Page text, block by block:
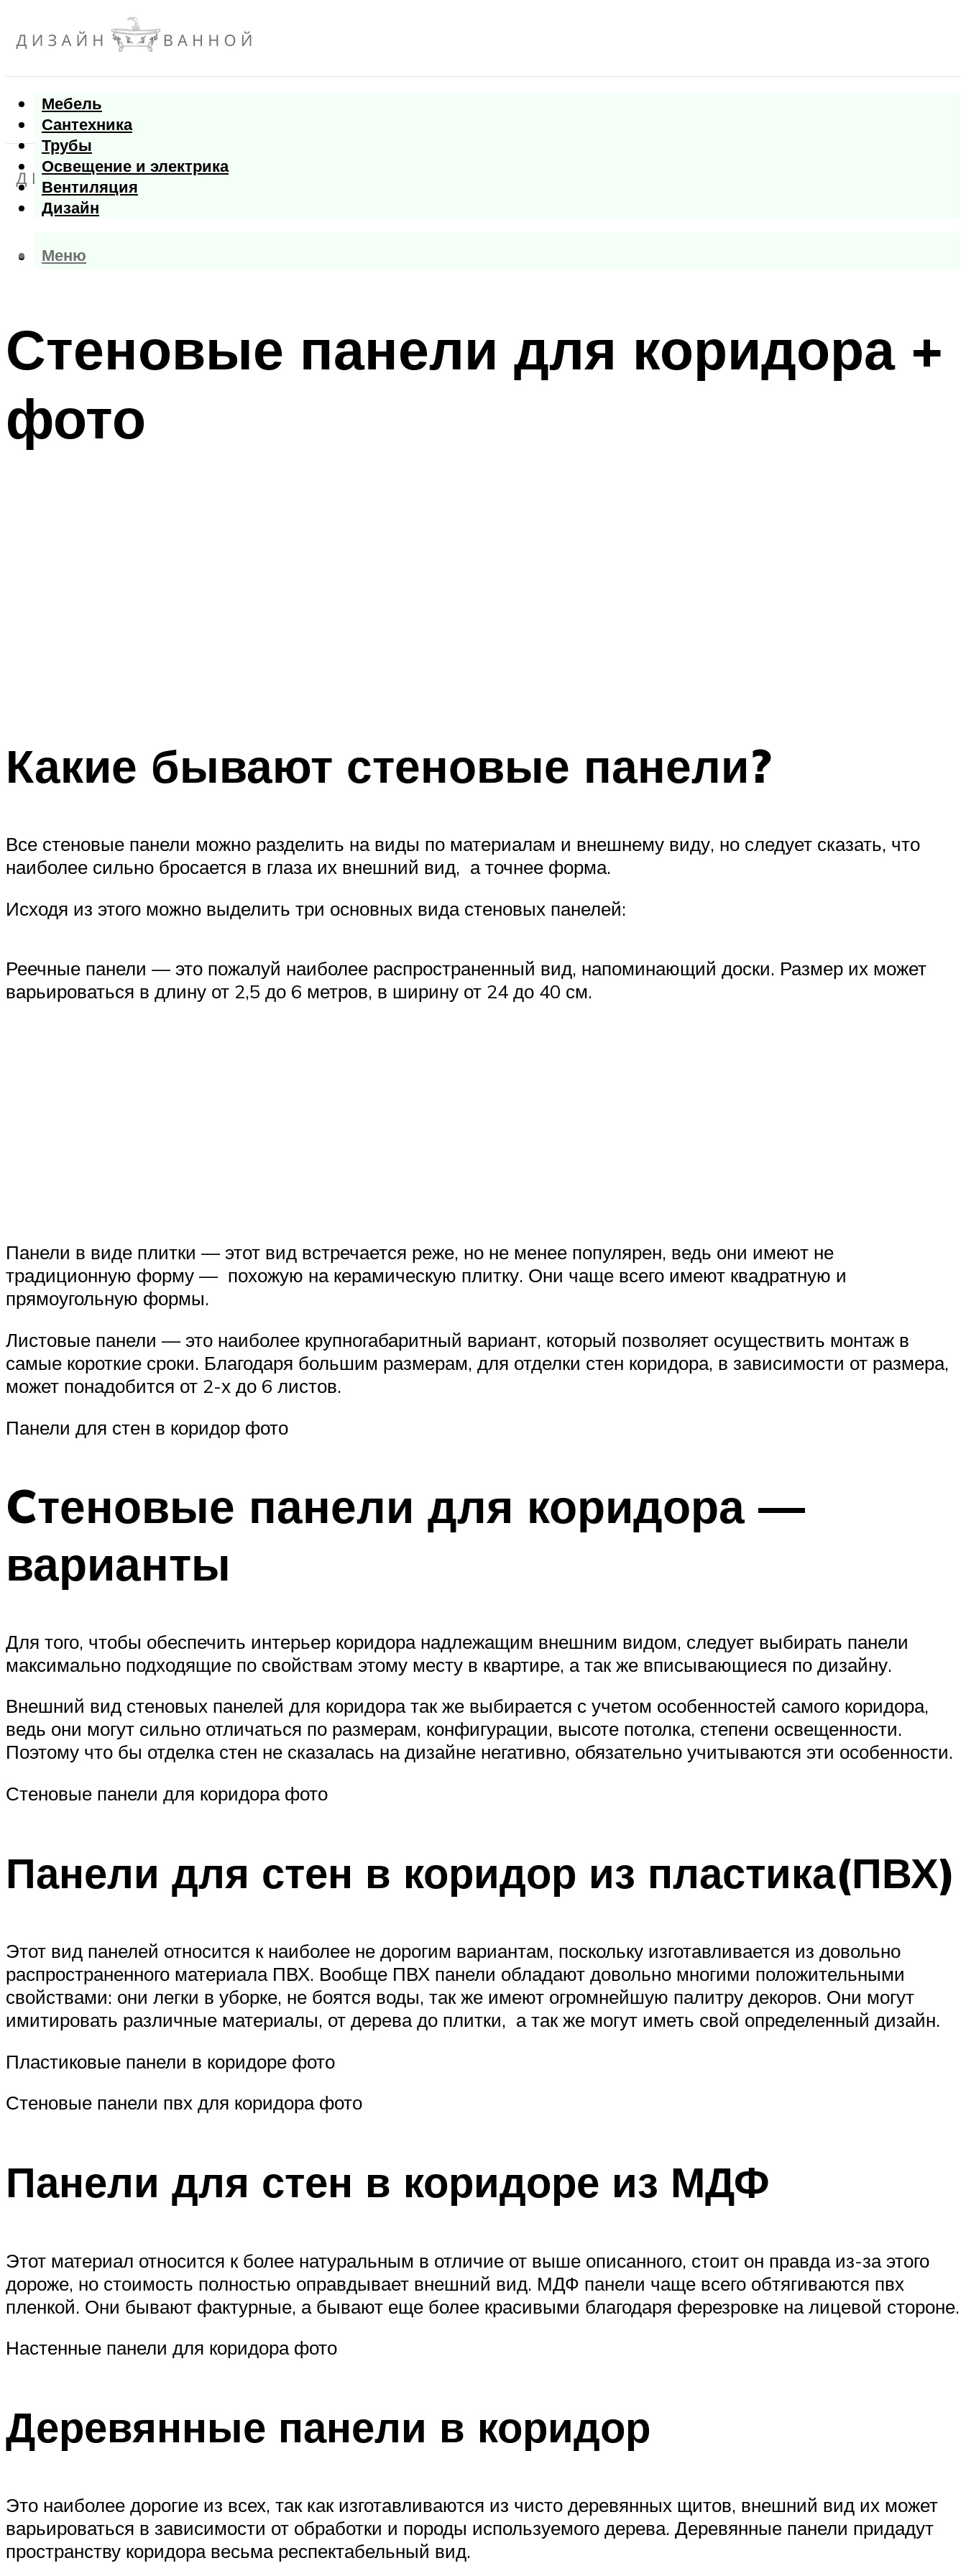
Мебель
Сантехника
Трубы
Освещение и электрика
Вентиляция
Дизайн
Меню
Меню
Стеновые панели для коридора +
фото
Какие бывают стеновые панели?
Все стеновые панели можно разделить на виды по материалам и внешнему виду, но следует сказать, что
наиболее сильно бросается в глаза их внешний вид, а точнее форма.
Исходя из этого можно выделить три основных вида стеновых панелей:
Реечные панели — это пожалуй наиболее распространенный вид, напоминающий доски. Размер их может
варьироваться в длину от 2,5 до 6 метров, в ширину от 24 до 40 см.
Панели в виде плитки — этот вид встречается реже, но не менее популярен, ведь они имеют не
традиционную форму — похожую на керамическую плитку. Они чаще всего имеют квадратную и
прямоугольную формы.
Листовые панели — это наиболее крупногабаритный вариант, который позволяет осуществить монтаж в
самые короткие сроки. Благодаря большим размерам, для отделки стен коридора, в зависимости от размера,
может понадобится от 2-х до 6 листов.
Панели для стен в коридор фото
Cтеновые панели для коридора —
варианты
Для того, чтобы обеспечить интерьер коридора надлежащим внешним видом, следует выбирать панели
максимально подходящие по свойствам этому месту в квартире, а так же вписывающиеся по дизайну.
Внешний вид стеновых панелей для коридора так же выбирается с учетом особенностей самого коридора,
ведь они могут сильно отличаться по размерам, конфигурации, высоте потолка, степени освещенности.
Поэтому что бы отделка стен не сказалась на дизайне негативно, обязательно учитываются эти особенности.
Стеновые панели для коридора фото
Панели для стен в коридор из пластика(ПВХ)
Этот вид панелей относится к наиболее не дорогим вариантам, поскольку изготавливается из довольно
распространенного материала ПВХ. Вообще ПВХ панели обладают довольно многими положительными
свойствами: они легки в уборке, не боятся воды, так же имеют огромнейшую палитру декоров. Они могут
имитировать различные материалы, от дерева до плитки, а так же могут иметь свой определенный дизайн.
Пластиковые панели в коридоре фото
Стеновые панели пвх для коридора фото
Панели для стен в коридоре из МДФ
Этот материал относится к более натуральным в отличие от выше описанного, стоит он правда из-за этого
дороже, но стоимость полностью оправдывает внешний вид. МДФ панели чаще всего обтягиваются пвх
пленкой. Они бывают фактурные, а бывают еще более красивыми благодаря ферезровке на лицевой стороне.
Настенные панели для коридора фото
Деревянные панели в коридор
Это наиболее дорогие из всех, так как изготавливаются из чисто деревянных щитов, внешний вид их может
варьироваться в зависимости от обработки и породы используемого дерева. Деревянные панели придадут
пространству коридора весьма респектабельный вид.